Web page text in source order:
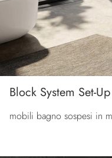
Block System Set-